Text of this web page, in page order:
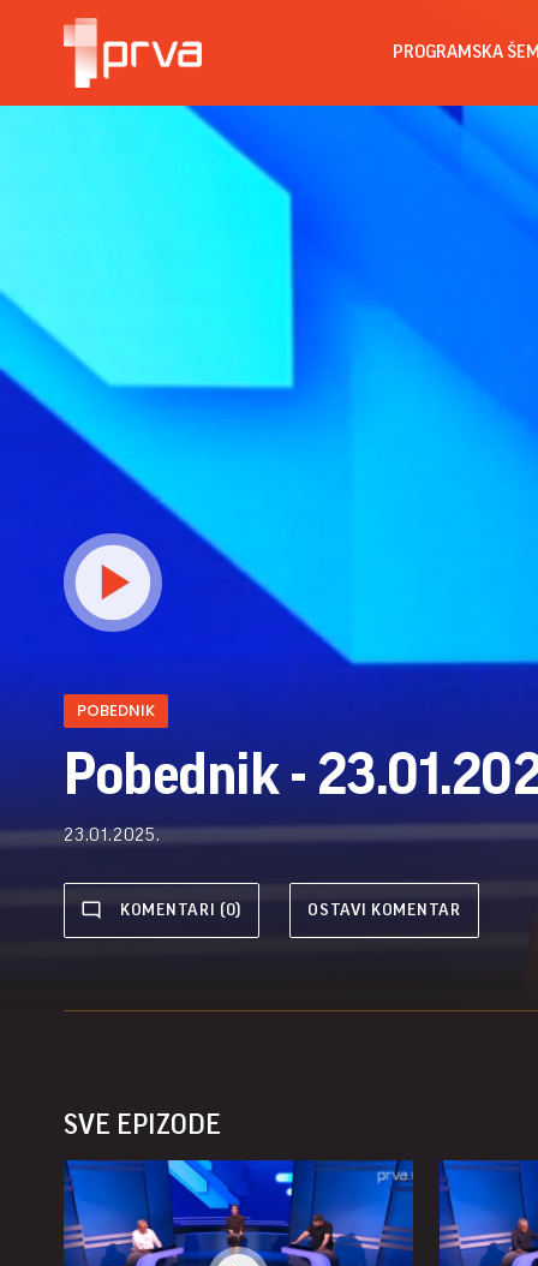
PROGRAMSKA
POBEDNIK
Pobednik -
23.01.2025.
KOMENTARI (0) OSTAVI KOMENTAR
SVE EPIZODE